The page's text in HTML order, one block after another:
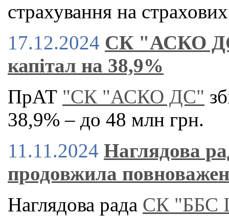
страхування на страхових
17.12.2024 СК "АСКО ДС
капітал на 38,9%
ПрАТ "СК "АСКО ДС"
38,9% – до 48 млн грн.
11.11.2024 Наглядова
продовжила
Наглядова рада СК "ББС